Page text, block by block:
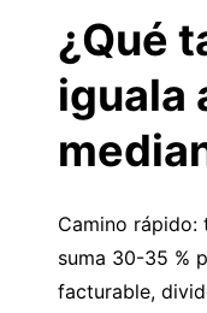
¿Qué
iguala
Camino
suma 30-35 %
facturable,